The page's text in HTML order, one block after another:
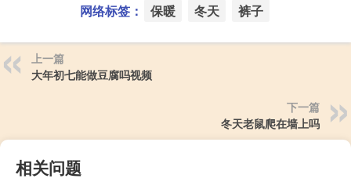
网络标签： 保暖 冬天 裤子
上一篇
大年初七能做豆腐吗视频
下一篇
冬天老鼠爬在墙上吗
相关问题